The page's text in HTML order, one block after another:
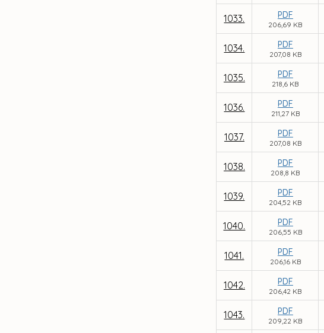
1033. PDF
206,69 KB
1034. PDF
207,08 KB
1035. PDF
218,6 KB
1036. PDF
211,27 KB
1037. PDF
207,08 KB
1038. PDF
208,8 KB
1039. PDF
204,52 KB
1040. PDF
206,55 KB
1041. PDF
206,16 KB
1042. PDF
206,42 KB
1043. PDF
209,22 KB